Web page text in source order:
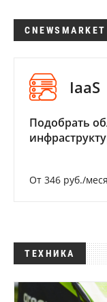
CNEWSMARKET
IaaS
Подобрать
От 346 руб./
ТЕХНИКА